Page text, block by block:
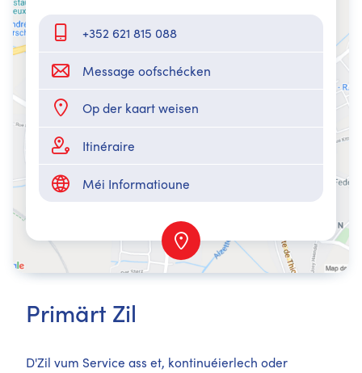
+352 621 815 088
Message oofschécken
Op der kaart weisen
Itinéraire
Méi Informatioune
Primärt Zil
D'Zil vum Service ass et, kontinuéierlech oder